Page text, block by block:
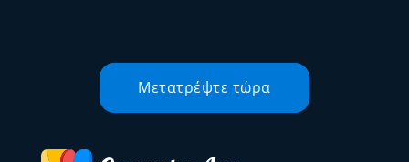
Μετατρέψτε τώρα